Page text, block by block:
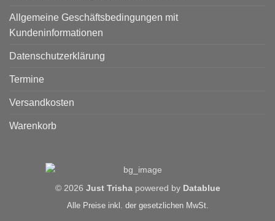
Allgemeine Geschäftsbedingungen mit
Kundeninformationen
Datenschutzerklärung
Termine
Versandkosten
Warenkorb
© 2026 Just Trishapowered by Datablue
Alle Preise inkl. der gesetzlichen MwSt.